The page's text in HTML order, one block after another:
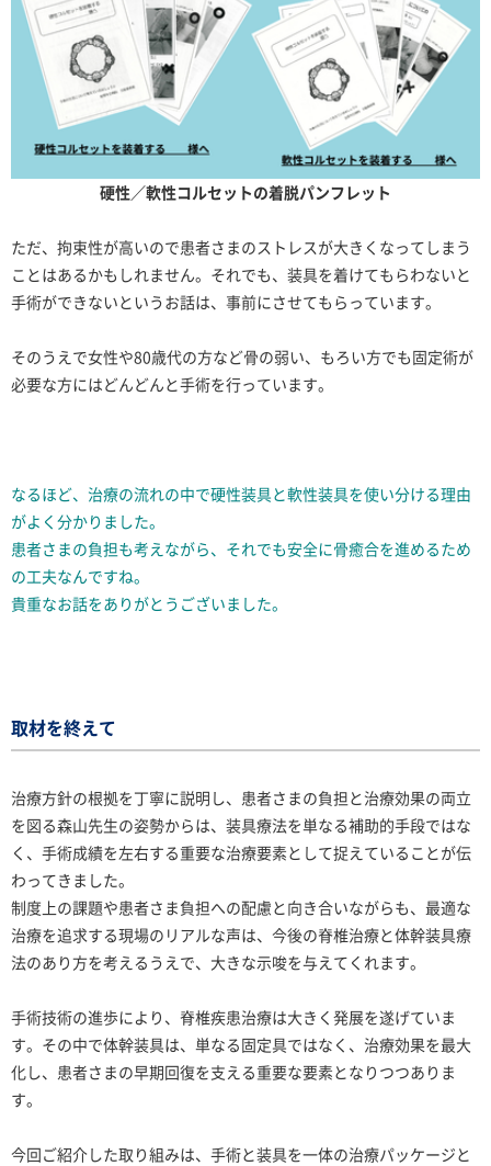
硬性／軟性コルセットの着脱パンフレット
ただ、拘束性が高いので患者さまのストレスが大きくなってしまう
ことはあるかもしれません。それでも、装具を着けてもらわないと
手術ができないというお話は、事前にさせてもらっています。
そのうえで女性や80歳代の方など骨の弱い、もろい方でも固定術が
必要な方にはどんどんと手術を行っています。
なるほど、治療の流れの中で硬性装具と軟性装具を使い分ける理由
がよく分かりました。
患者さまの負担も考えながら、それでも安全に骨癒合を進めるため
の工夫なんですね。
貴重なお話をありがとうございました。
取材を終えて
治療方針の根拠を丁寧に説明し、患者さまの負担と治療効果の両立
を図る森山先生の姿勢からは、装具療法を単なる補助的手段ではな
く、手術成績を左右する重要な治療要素として捉えていることが伝
わってきました。
制度上の課題や患者さま負担への配慮と向き合いながらも、最適な
治療を追求する現場のリアルな声は、今後の脊椎治療と体幹装具療
法のあり方を考えるうえで、大きな示唆を与えてくれます。
手術技術の進歩により、脊椎疾患治療は大きく発展を遂げていま
す。その中で体幹装具は、単なる固定具ではなく、治療効果を最大
化し、患者さまの早期回復を支える重要な要素となりつつありま
す。
今回ご紹介した取り組みは、手術と装具を一体の治療パッケージと